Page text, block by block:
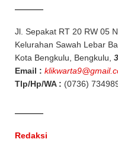
Jl. Sepakat RT 20 RW 05
Kelurahan Sawah Lebar
Kota Bengkulu, Bengkulu,
Email :
Tlp/Hp/WA : (0736)
Redaksi